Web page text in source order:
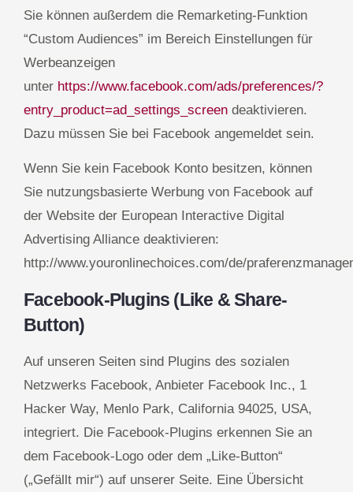
Sie können außerdem die Remarketing-Funktion
“Custom Audiences” im Bereich Einstellungen für
Werbeanzeigen
unter https://www.facebook.com/ads/preferences/?
entry_product=ad_settings_screen deaktivieren.
Dazu müssen Sie bei Facebook angemeldet sein.
Wenn Sie kein Facebook Konto besitzen, können
Sie nutzungsbasierte Werbung von Facebook auf
der Website der European Interactive Digital
Advertising Alliance deaktivieren:
http://www.youronlinechoices.com/de/
Facebook-Plugins (Like & Share-
Button)
Auf unseren Seiten sind Plugins des sozialen
Netzwerks Facebook, Anbieter Facebook Inc., 1
Hacker Way, Menlo Park, California 94025, USA,
integriert. Die Facebook-Plugins erkennen Sie an
dem Facebook-Logo oder dem „Like-Button“
(„Gefällt mir“) auf unserer Seite. Eine Übersicht